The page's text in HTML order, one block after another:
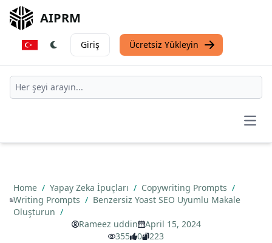
AIPRM
Giriş Ücretsiz Yükleyin
Home / Yapay Zeka İpuçları / Copywriting Prompts /
Writing Prompts / Benzersiz Yoast SEO Uyumlu Makale
Oluşturun /
Rameez uddin
April 15, 2024
355
0 223